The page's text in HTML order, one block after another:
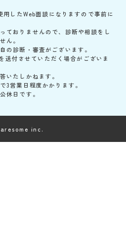
したWeb面談になりますので事前に
ておりませんので、診断や相談をし
ん。
の診断・審査がございます。
送付させていただく場合がございま
いたしかねます。
3営業日程度かかります。
休日です。
inc.